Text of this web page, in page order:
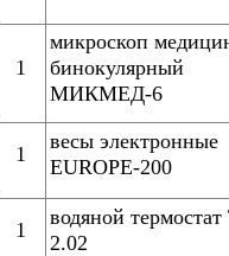
1
микроскоп
бинокулярный
МИКМЕД-6
1
весы электронные
EUROPE-200
1
водяной
2.02